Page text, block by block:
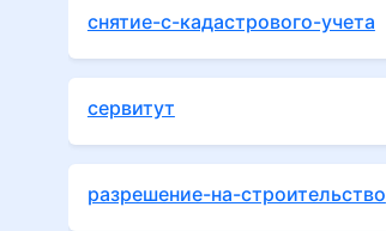
снятие-с-кадастрового-учета
сервитут
разрешение-на-строительство